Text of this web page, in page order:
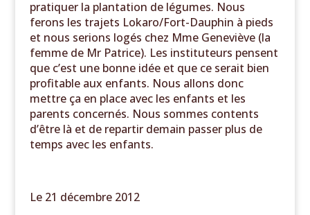
pratiquer la plantation de légumes. Nous
ferons les trajets Lokaro/Fort-Dauphin à pieds
et nous serions logés chez Mme Geneviève (la
femme de Mr Patrice). Les instituteurs pensent
que c’est une bonne idée et que ce serait bien
profitable aux enfants. Nous allons donc
mettre ça en place avec les enfants et les
parents concernés. Nous sommes contents
d’être là et de repartir demain passer plus de
temps avec les enfants.
Le 21 décembre 2012